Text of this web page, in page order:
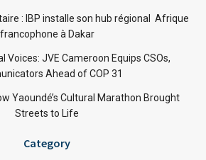
: IBP installe son hub régional Afrique
francophone à Dakar
Voices: JVE Cameroon Equips CSOs,
Ahead of COP 31
Yaoundé’s Cultural Marathon Brought
Streets to Life
Category